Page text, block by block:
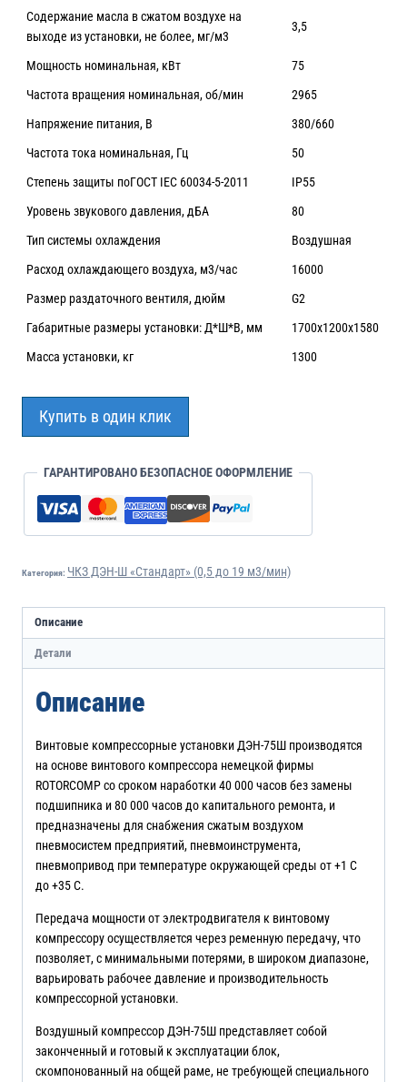
Содержание масла в сжатом воздухе на
выходе из установки, не более, мг/м3
3,5
Мощность номинальная, кВт
75
Частота вращения номинальная, об/мин
2965
Напряжение питания, В
380/660
Частота тока номинальная, Гц
50
Степень защиты поГОСТ IEC 60034-5-2011
IP55
Уровень звукового давления, дБА
80
Тип системы охлаждения
Воздушная
Расход охлаждающего воздуха, м3/час
16000
Размер раздаточного вентиля, дюйм
G2
Габаритные размеры установки: Д*Ш*В, мм
1700х1200х1580
Масса установки, кг
1300
Купить в один клик
ГАРАНТИРОВАНО БЕЗОПАСНОЕ ОФОРМЛЕНИЕ
Категория: ЧКЗ ДЭН-Ш «Стандарт» (0,5 до 19 м3/мин)
Описание
Детали
Описание
Винтовые компрессорные установки ДЭН-75Ш производятся
на основе винтового компрессора немецкой фирмы
ROTORCOMP со сроком наработки 40 000 часов без замены
подшипника и 80 000 часов до капитального ремонта, и
предназначены для снабжения сжатым воздухом
пневмосистем предприятий, пневмоинструмента,
пневмопривод при температуре окружающей среды от +1 С
до +35 С.
Передача мощности от электродвигателя к винтовому
компрессору осуществляется через ременную передачу, что
позволяет, с минимальными потерями, в широком диапазоне,
варьировать рабочее давление и производительность
компрессорной установки.
Воздушный компрессор ДЭН-75Ш представляет собой
законченный и готовый к эксплуатации блок,
скомпонованный на общей раме, не требующей специального